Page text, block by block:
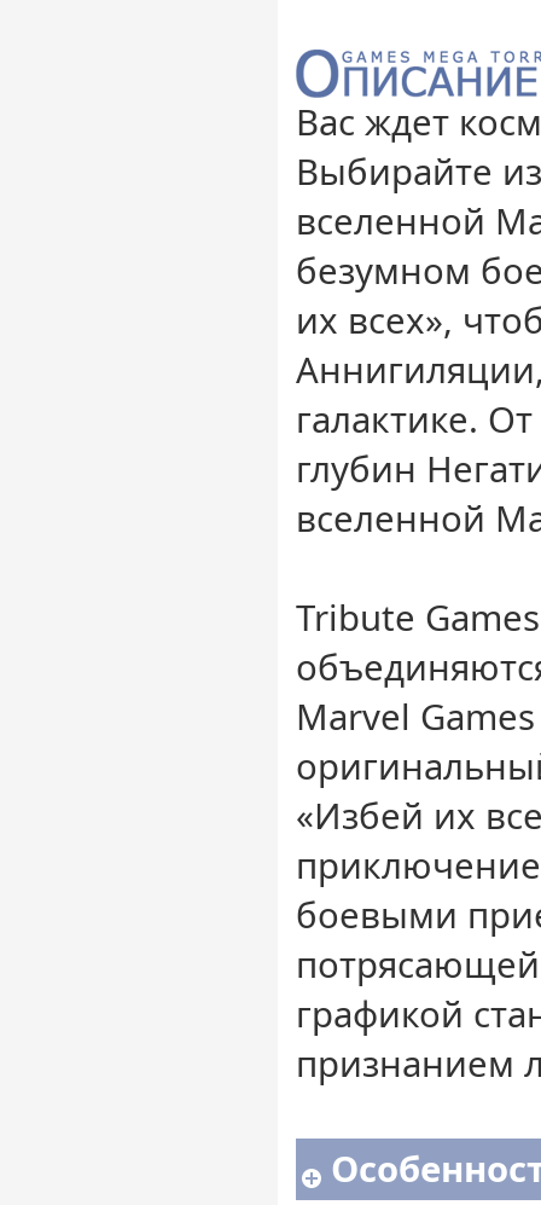
Вас ждет
Выбирайте
вселенной
безумном
их всех»,
галактике.
глубин
вселенной
Tribute
Marvel
«Избей их
боевыми
графикой
признанием